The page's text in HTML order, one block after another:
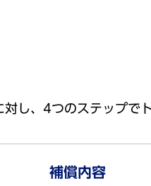
し、4つのステップで
補償内容